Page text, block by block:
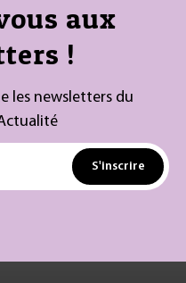
aux
!
les newsletters du
S'inscrire